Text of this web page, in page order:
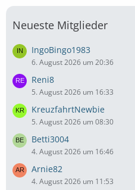
Neueste Mitglieder
IngoBingo1983
6. August 2026 um 20:36
Reni8
5. August 2026 um 16:33
KreuzfahrtNewbie
5. August 2026 um 08:30
Betti3004
4. August 2026 um 16:46
Arnie82
4. August 2026 um 11:53